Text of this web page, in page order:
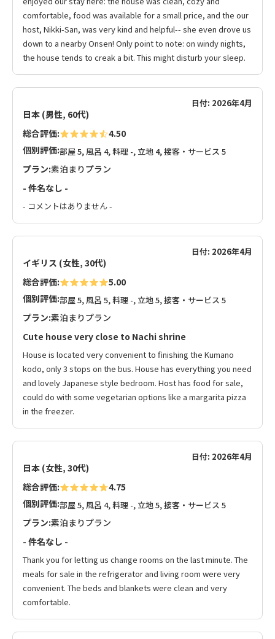
comfortable, food was available for a small price, and the our
host, Nikki-San, was very kind and helpful-- she even drove us
down to a nearby Onsen! Only point to note: on windy nights,
the house tends to creak a bit. This might disturb your sleep.
日付: 2026年4月
日本 (男性, 60代)
総合評価:
4.50
個別評価:部屋 5, 風呂 4, 料理 -, 立地 4, 接客・サービス 5
プラン:素泊まりプラン
- 件名なし -
- コメントはありません -
日付: 2026年4月
イギリス (女性, 30代)
総合評価:
5.00
個別評価:部屋 5, 風呂 5, 料理 -, 立地 5, 接客・サービス 5
プラン:素泊まりプラン
Cute house very close to Nachi shrine
House is located very convenient to finishing the Kumano
kodo, only 3 stops on the bus. House has everything you need
and lovely Japanese style bedroom. Host has food for sale,
could do with some vegetarian options like a margarita pizza
in the freezer.
日付: 2026年4月
日本 (女性, 30代)
総合評価:
4.75
個別評価:部屋 5, 風呂 4, 料理 -, 立地 5, 接客・サービス 5
プラン:素泊まりプラン
- 件名なし -
Thank you for letting us change rooms on the last minute. The
meals for sale in the refrigerator and living room were very
convenient. The beds and blankets were clean and very
comfortable.